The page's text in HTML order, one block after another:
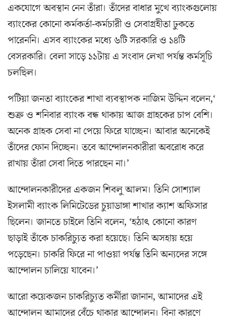
একযোগে অবস্থান নেন তাঁরা। তাঁদের বাধার মুখে ব্যাংকগুলোয়
ব্যাংকের কোনো কর্মকর্তা-কর্মচারী ও সেবাগ্রহীতা ঢুকতে
পারেননি। এসব ব্যাংকের মধ্যে ৬টি সরকারি ও ১৪টি
বেসরকারি। বেলা সাড়ে ১১টায় এ সংবাদ লেখা পর্যন্ত কর্মসূচি
চলছিল।
পটিয়া জনতা ব্যাংকের শাখা ব্যবস্থাপক নাজিম উদ্দিন বলেন,‘
শুক্র ও শনিবার ব্যাংক বন্ধ থাকায় আজ গ্রাহকের চাপ বেশি।
অনেক গ্রাহক সেবা না পেয়ে ফিরে যাচ্ছেন। আবার অনেকেই
তাঁদের ফোন দিচ্ছেন। তবে আন্দোলনকারীরা অবরোধ করে
রাখায় তাঁরা সেবা দিতে পারছেন না।’
আন্দোলনকারীদের একজন শিবলু আলম। তিনি সোশ্যাল
ইসলামী ব্যাংক লিমিটেডের চুয়াডাঙ্গা শাখার ক্যাশ অফিসার
ছিলেন। জানতে চাইলে তিনি বলেন, ‘হঠাৎ কোনো কারণ
ছাড়াই তাঁকে চাকরিচ্যুত করা হয়েছে। তিনি অসহায় হয়ে
পড়েছেন। চাকরি ফিরে না পাওয়া পর্যন্ত তিনি অন্যদের সঙ্গে
আন্দোলন চালিয়ে যাবেন।’
আরো কয়েকজন চাকরিচ্যুত কর্মীরা জানান, আমাদের এই
আন্দোলন আমাদের বেঁচে থাকার আন্দোলন। বিনা কারণে